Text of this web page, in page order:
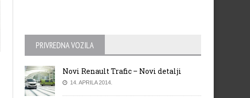
PRIVREDNA VOZILA
Novi Renault Trafic – Novi detalji
14. APRILA 2014.